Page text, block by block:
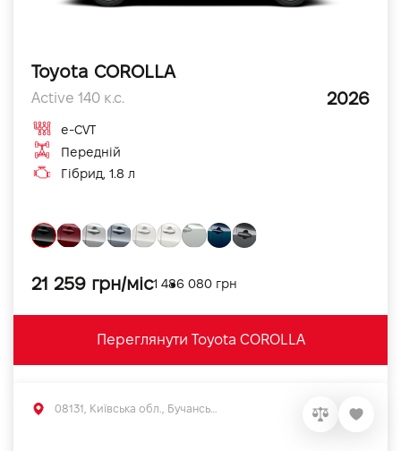
Toyota COROLLA
Active 140 к.с. 2026
e-CVT
Передній
Гібрид, 1.8 л
21 259 грн/міс1 486 080 грн
Переглянути Toyota COROLLA